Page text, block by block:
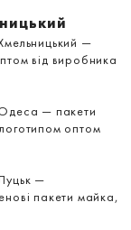
—
від виробника
— пакети
оптом
—
пакети майка,